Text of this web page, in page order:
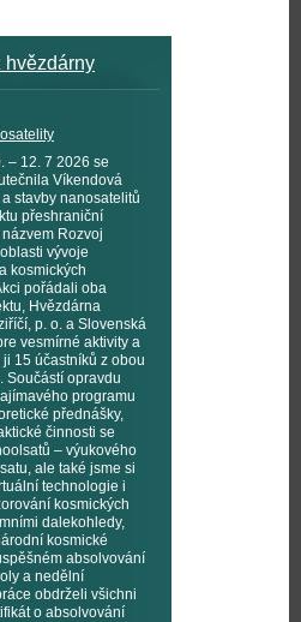
hvězdárny
– 12. 7 2026 se
Víkendová
stavby nanosatelitů
přeshraniční
Rozvoj
vývoje
kosmických
pořádali oba
Hvězdárna
p. o. a Slovenská
vesmírné aktivity a
15 účastníků z obou
Součástí opravdu
programu
přednášky,
činnosti se
– výukového
ale také jsme si
technologie i
kosmických
dalekohledy,
kosmické
absolvování
a nedělní
obdrželi všichni
o absolvování